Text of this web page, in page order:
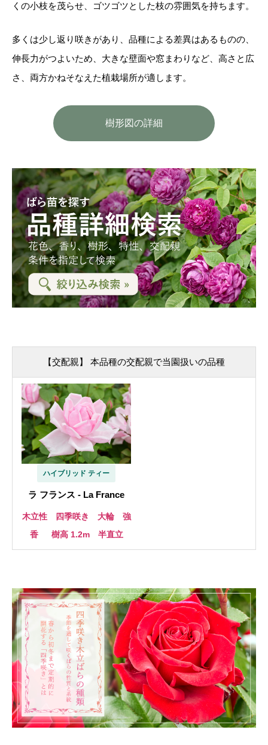
くの小枝を茂らせ、ゴツゴツとした枝の雰囲気を持ちます。
多くは少し返り咲きがあり、品種による差異はあるものの、
伸長力がつよいため、大きな壁面や窓まわりなど、高さと広
さ、両方かねそなえた植栽場所が適します。
樹形図の詳細
【交配親】 本品種の交配親で当園扱いの品種
ハイブリッド ティー
ラ フランス - La France
木立性 四季咲き 大輪 強
香
樹高 1.2m 半直立